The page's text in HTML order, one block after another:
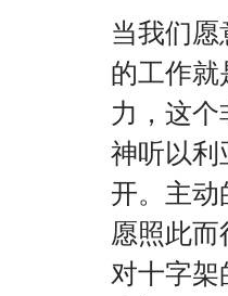
当我们
的工作
力，这
神听以利
开。主动
愿照此
对十字架